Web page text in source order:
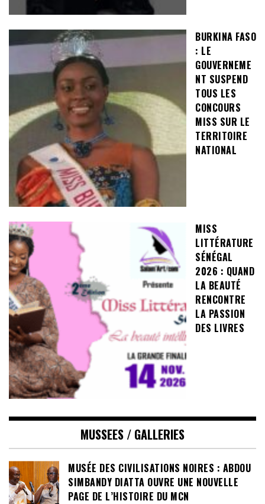
BURKINA FASO
: LE
GOUVERNEME
NT SUSPEND
TOUS LES
CONCOURS
MISS SUR LE
TERRITOIRE
NATIONAL
MISS
LITTÉRATURE
SÉNÉGAL
2026 : QUAND
LA BEAUTÉ
RENCONTRE
LA PASSION
DES LIVRES
MUSSEES / GALLERIES
MUSÉE DES CIVILISATIONS NOIRES : ABDOU
SIMBANDY DIATTA OUVRE UNE NOUVELLE
PAGE DE L’HISTOIRE DU MCN